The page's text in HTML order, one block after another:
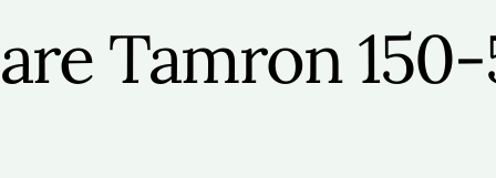
Tamron